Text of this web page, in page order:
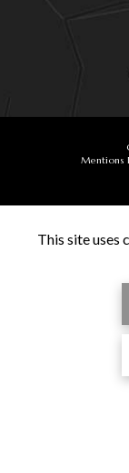
Mentions
Secteur -En savoir +
This site uses